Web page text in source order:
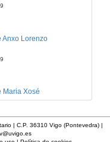
Anxo Lorenzo
Maria Xosé
| C.P. 36310 Vigo (Pontevedra) |